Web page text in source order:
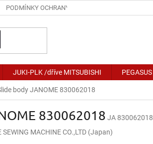
PODMÍNKY OCHRANY OSOBNÍCH ÚDAJŮ
JUKI-PLK /dříve MITSUBISHI PEGASUS
body JANOME 830062018
830062018 JA 830062018
SEWING MACHINE CO.,LTD (Japan)